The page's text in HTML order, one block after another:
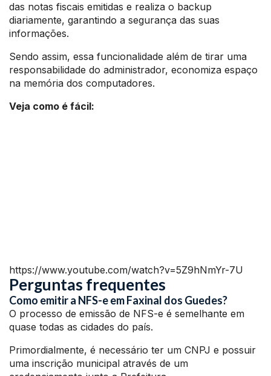
das notas fiscais emitidas e realiza o backup
diariamente, garantindo a segurança das suas
informações.
Sendo assim, essa funcionalidade além de tirar uma
responsabilidade do administrador, economiza espaço
na memória dos computadores.
Veja como é fácil:
https://www.youtube.com/watch?v=5Z9hNmYr-7U
Perguntas frequentes
Como emitir a NFS-e em Faxinal dos Guedes?
O processo de emissão de NFS-e é semelhante em
quase todas as cidades do país.
Primordialmente, é necessário ter um CNPJ e possuir
uma inscrição municipal através de um